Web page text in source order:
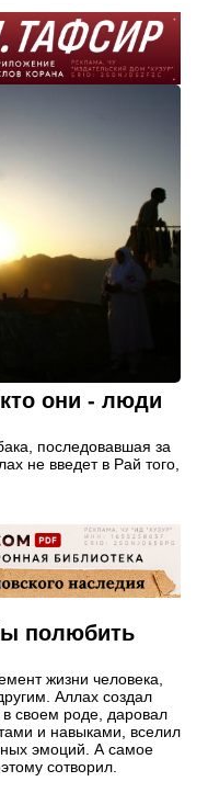
они - люди
последовавшая за
не введет в Рай того,
полюбить
жизни человека,
Аллах создал
своем роде, даровал
и навыками, вселил
эмоций. А самое
сотворил.